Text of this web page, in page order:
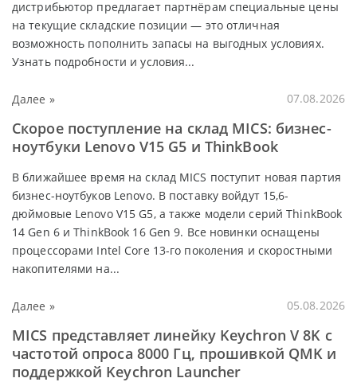
дистрибьютор предлагает партнёрам специальные цены
на текущие складские позиции — это отличная
возможность пополнить запасы на выгодных условиях.
Узнать подробности и условия...
Далее » 07.08.2026
Скорое поступление на склад MICS: бизнес-
ноутбуки Lenovo V15 G5 и ThinkBook
В ближайшее время на склад MICS поступит новая партия
бизнес-ноутбуков Lenovo. В поставку войдут 15,6-
дюймовые Lenovo V15 G5, а также модели серий ThinkBook
14 Gen 6 и ThinkBook 16 Gen 9. Все новинки оснащены
процессорами Intel Core 13-го поколения и скоростными
накопителями на...
Далее » 05.08.2026
MICS представляет линейку Keychron V 8K с
частотой опроса 8000 Гц, прошивкой QMK и
поддержкой Keychron Launcher